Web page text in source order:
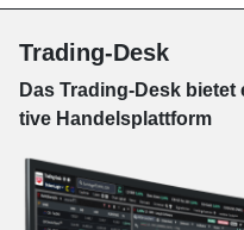
Trading-Desk
Das Trading-Desk
tive Han­dels­platt­form